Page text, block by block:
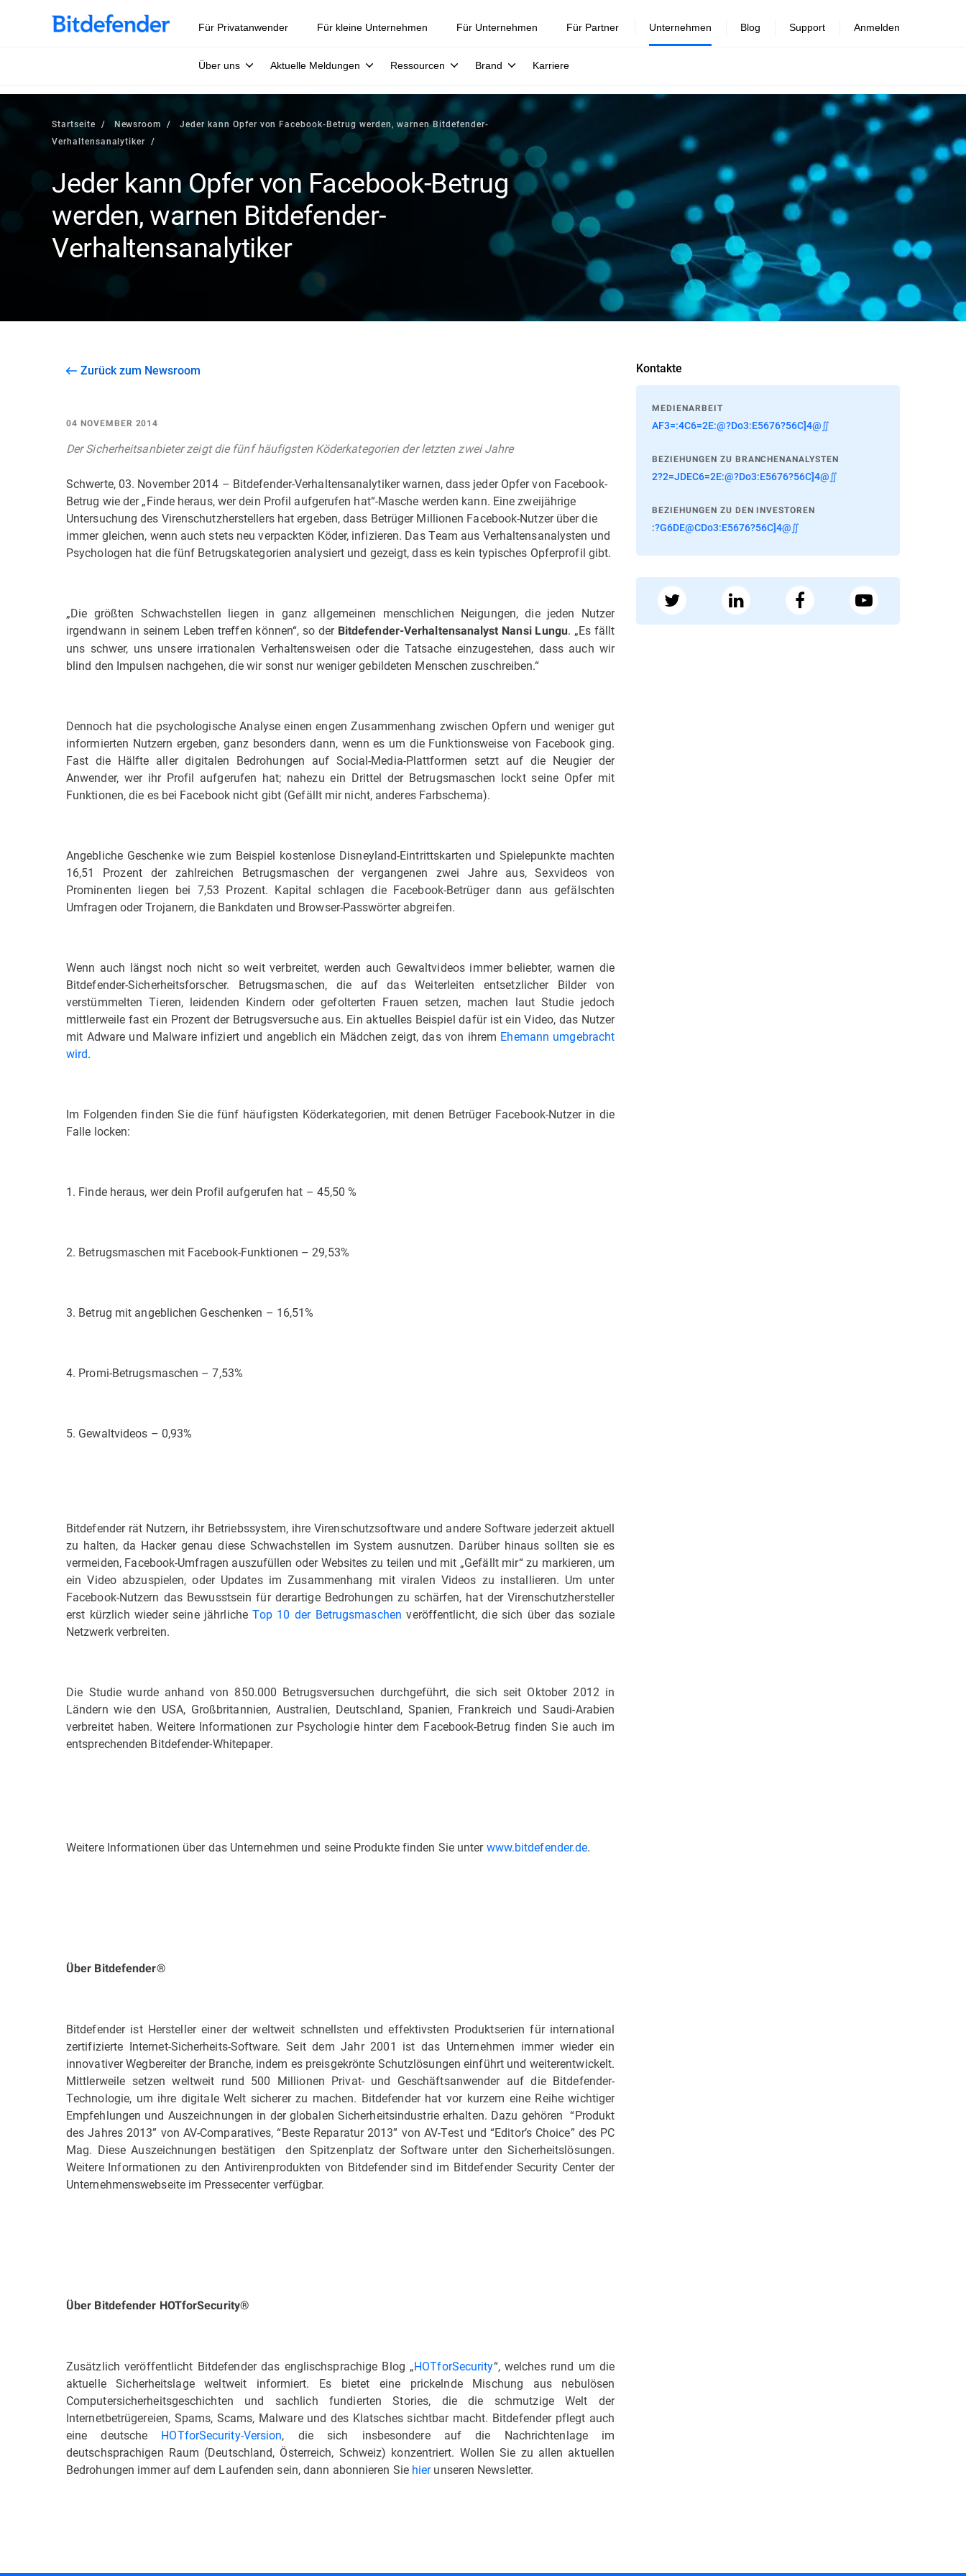
Für Privatanwender Für kleine Unternehmen Für Unternehmen Für Partner Unternehmen
Über uns Aktuelle Meldungen Ressourcen Brand Karriere
Blog Support Anmelden
Startseite Newsroom
Jeder kann Opfer von Facebook-Betrug werden, warnen Bitdefender-
Verhaltensanalytiker
Jeder kann Opfer von Facebook-Betrug
werden, warnen Bitdefender-
Verhaltensanalytiker
Zurück zum Newsroom
04 NOVEMBER 2014
Der Sicherheitsanbieter zeigt die fünf häufigsten Köderkategorien der letzten zwei Jahre
Schwerte, 03. November 2014 – Bitdefender-Verhaltensanalytiker warnen, dass jeder Opfer von Facebook-
Betrug wie der „Finde heraus, wer dein Profil aufgerufen hat“-Masche werden kann. Eine zweijährige
Untersuchung des Virenschutzherstellers hat ergeben, dass Betrüger Millionen Facebook-Nutzer über die
immer gleichen, wenn auch stets neu verpackten Köder, infizieren. Das Team aus Verhaltensanalysten und
Psychologen hat die fünf Betrugskategorien analysiert und gezeigt, dass es kein typisches Opferprofil gibt.
„Die größten Schwachstellen liegen in ganz allgemeinen menschlichen Neigungen, die jeden Nutzer
irgendwann in seinem Leben treffen können“, so der Bitdefender-Verhaltensanalyst Nansi Lungu. „Es fällt
uns schwer, uns unsere irrationalen Verhaltensweisen oder die Tatsache einzugestehen, dass auch wir
blind den Impulsen nachgehen, die wir sonst nur weniger gebildeten Menschen zuschreiben.“
Dennoch hat die psychologische Analyse einen engen Zusammenhang zwischen Opfern und weniger gut
informierten Nutzern ergeben, ganz besonders dann, wenn es um die Funktionsweise von Facebook ging.
Fast die Hälfte aller digitalen Bedrohungen auf Social-Media-Plattformen setzt auf die Neugier der
Anwender, wer ihr Profil aufgerufen hat; nahezu ein Drittel der Betrugsmaschen lockt seine Opfer mit
Funktionen, die es bei Facebook nicht gibt (Gefällt mir nicht, anderes Farbschema).
Angebliche Geschenke wie zum Beispiel kostenlose Disneyland-Eintrittskarten und Spielepunkte machten
16,51 Prozent der zahlreichen Betrugsmaschen der vergangenen zwei Jahre aus, Sexvideos von
Prominenten liegen bei 7,53 Prozent. Kapital schlagen die Facebook-Betrüger dann aus gefälschten
Umfragen oder Trojanern, die Bankdaten und Browser-Passwörter abgreifen.
Wenn auch längst noch nicht so weit verbreitet, werden auch Gewaltvideos immer beliebter, warnen die
Bitdefender-Sicherheitsforscher. Betrugsmaschen, die auf das Weiterleiten entsetzlicher Bilder von
verstümmelten Tieren, leidenden Kindern oder gefolterten Frauen setzen, machen laut Studie jedoch
mittlerweile fast ein Prozent der Betrugsversuche aus. Ein aktuelles Beispiel dafür ist ein Video, das Nutzer
mit Adware und Malware infiziert und angeblich ein Mädchen zeigt, das von ihrem Ehemann umgebracht
wird.
Im Folgenden finden Sie die fünf häufigsten Köderkategorien, mit denen Betrüger Facebook-Nutzer in die
Falle locken:
1. Finde heraus, wer dein Profil aufgerufen hat – 45,50 %
2. Betrugsmaschen mit Facebook-Funktionen – 29,53%
3. Betrug mit angeblichen Geschenken – 16,51%
4. Promi-Betrugsmaschen – 7,53%
5. Gewaltvideos – 0,93%
Bitdefender rät Nutzern, ihr Betriebssystem, ihre Virenschutzsoftware und andere Software jederzeit aktuell
zu halten, da Hacker genau diese Schwachstellen im System ausnutzen. Darüber hinaus sollten sie es
vermeiden, Facebook-Umfragen auszufüllen oder Websites zu teilen und mit „Gefällt mir“ zu markieren, um
ein Video abzuspielen, oder Updates im Zusammenhang mit viralen Videos zu installieren. Um unter
Facebook-Nutzern das Bewusstsein für derartige Bedrohungen zu schärfen, hat der Virenschutzhersteller
erst kürzlich wieder seine jährlicheTop 10 der Betrugsmaschen veröffentlicht, die sich über das soziale
Netzwerk verbreiten.
Die Studie wurde anhand von 850.000 Betrugsversuchen durchgeführt, die sich seit Oktober 2012 in
Ländern wie den USA, Großbritannien, Australien, Deutschland, Spanien, Frankreich und Saudi-Arabien
verbreitet haben. Weitere Informationen zur Psychologie hinter dem Facebook-Betrug finden Sie auch im
entsprechenden Bitdefender-Whitepaper.
Weitere Informationen über das Unternehmen und seine Produkte finden Sie unterwww.bitdefender.de.
Über Bitdefender®
Bitdefender ist Hersteller einer der weltweit schnellsten und effektivsten Produktserien für international
zertifizierte Internet-Sicherheits-Software. Seit dem Jahr 2001 ist das Unternehmen immer wieder ein
innovativer Wegbereiter der Branche, indem es preisgekrönte Schutzlösungen einführt und weiterentwickelt.
Mittlerweile setzen weltweit rund 500 Millionen Privat- und Geschäftsanwender auf die Bitdefender-
Technologie, um ihre digitale Welt sicherer zu machen. Bitdefender hat vor kurzem eine Reihe wichtiger
Empfehlungen und Auszeichnungen in der globalen Sicherheitsindustrie erhalten. Dazu gehören “Produkt
des Jahres 2013” von AV-Comparatives, “Beste Reparatur 2013” von AV-Test und “Editor’s Choice” des PC
Mag. Diese Auszeichnungen bestätigen den Spitzenplatz der Software unter den Sicherheitslösungen.
Weitere Informationen zu den Antivirenprodukten von Bitdefender sind im Bitdefender Security Center der
Unternehmenswebseite im Pressecenter verfügbar.
Über Bitdefender HOTforSecurity®
Zusätzlich veröffentlicht Bitdefender das englischsprachige Blog „HOTforSecurity“, welches rund um die
aktuelle Sicherheitslage weltweit informiert. Es bietet eine prickelnde Mischung aus nebulösen
Computersicherheitsgeschichten und sachlich fundierten Stories, die die schmutzige Welt der
Internetbetrügereien, Spams, Scams, Malware und des Klatsches sichtbar macht. Bitdefender pflegt auch
eine deutsche HOTforSecurity-Version, die sich insbesondere auf die Nachrichtenlage im
deutschsprachigen Raum (Deutschland, Österreich, Schweiz) konzentriert. Wollen Sie zu allen aktuellen
Bedrohungen immer auf dem Laufenden sein, dann abonnieren Sie hierunseren Newsletter.
Kontakte
MEDIENARBEIT
AF3=:4C6=2E:@?Do3:E5676?56C]4@∬
BEZIEHUNGEN ZU BRANCHENANALYSTEN
2?2=JDEC6=2E:@?Do3:E5676?56C]4@∬
BEZIEHUNGEN ZU DEN INVESTOREN
:?G6DE@CDo3:E5676?56C]4@∬